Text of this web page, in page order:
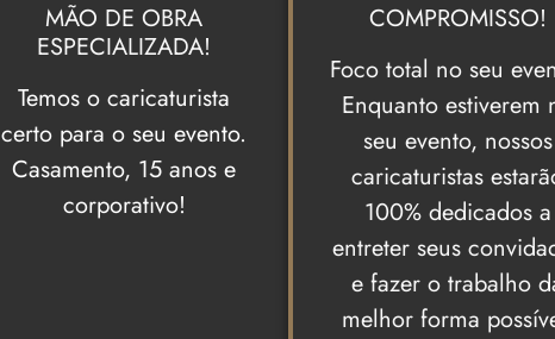
MÃO DE OBRA
ESPECIALIZADA!
Temos o caricaturista
certo para o seu evento.
Casamento, 15 anos e
corporativo!
COMPROMISSO!
Foco total no seu
Enquanto estiverem
seu evento, nossos
caricaturistas
100% dedicados a
entreter seus
e fazer o trabalho
melhor forma